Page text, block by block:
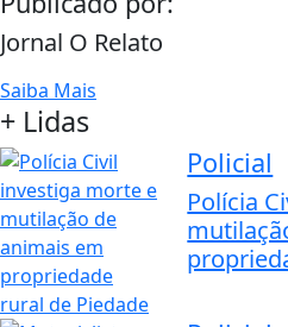
Jornal O Relato
Saiba Mais
+ Lidas
Policial
Polícia